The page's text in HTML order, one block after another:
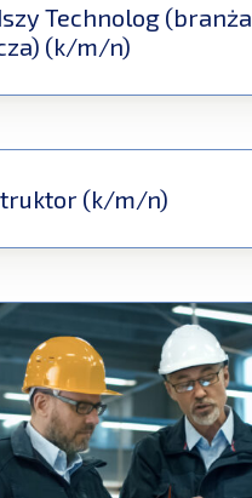
Technolog (branża
(k/m/n)
(k/m/n)